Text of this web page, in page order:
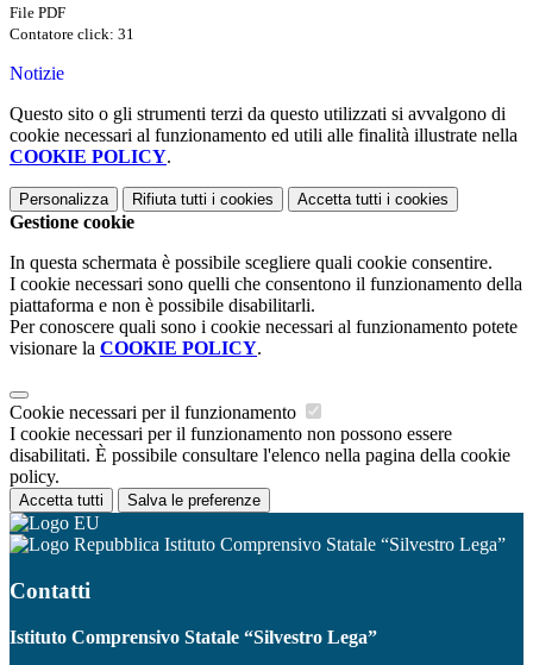
File PDF
Contatore click: 31
Notizie
Questo sito o gli strumenti terzi da questo utilizzati si avvalgono di
cookie necessari al funzionamento ed utili alle finalità illustrate nella
COOKIE POLICY.
Personalizza Rifiuta tutti i cookies Accetta tutti i cookies
Gestione cookie
In questa schermata è possibile scegliere quali cookie consentire.
I cookie necessari sono quelli che consentono il funzionamento della
piattaforma e non è possibile disabilitarli.
Per conoscere quali sono i cookie necessari al funzionamento potete
visionare la COOKIE POLICY.
Cookie necessari per il funzionamento
I cookie necessari per il funzionamento non possono essere
disabilitati. È possibile consultare l'elenco nella pagina della cookie
policy.
Accetta tutti Salva le preferenze
Istituto Comprensivo Statale “Silvestro Lega”
Contatti
Istituto Comprensivo Statale “Silvestro Lega”